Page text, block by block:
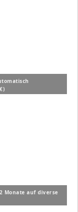
Monate auf diverse